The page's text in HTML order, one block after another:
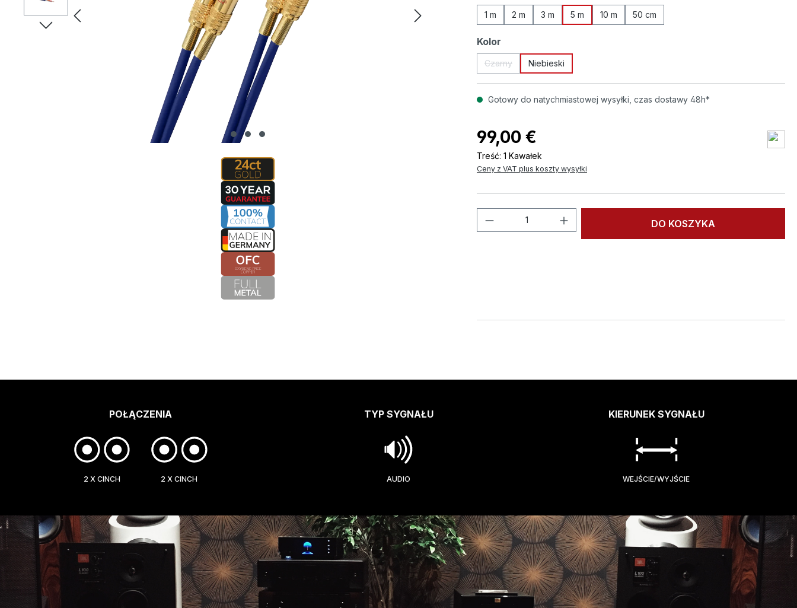
1 m 2 m 3 m 5 m 10 m 50 cm
Wybierz
Kolor
Czarny
(Ta opcja jest obecnie niedostępna.)
Niebieski
Gotowy do natychmiastowej wysyłki, czas dostawy 48h*
99,00 €
Treść: 1 Kawałek
Ceny z VAT plus koszty wysyłki
Ilość produktu: Wprowadź żądaną ilość lub
DO KOSZYKA
POŁĄCZENIA
2 X CINCH 2 X CINCH
TYP SYGNAŁU
AUDIO
KIERUNEK SYGNAŁU
WEJŚCIE/WYJŚCIE